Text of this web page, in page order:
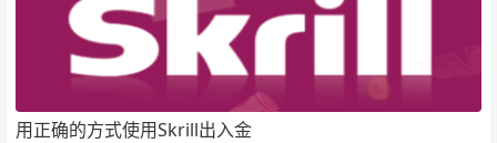
用正确的方式使用Skrill出入金